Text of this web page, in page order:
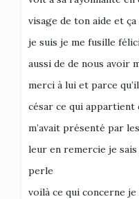
visage de ton aide et
je suis je me fusille
aussi de de nous avoir
merci à lui et parce
césar ce qui appartient
m’avait présenté par
leur en remercie je sais
perle
voilà ce qui concerne je